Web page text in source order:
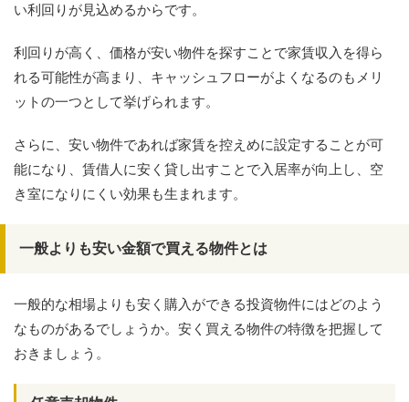
い利回りが見込めるからです。
利回りが高く、価格が安い物件を探すことで家賃収入を得ら
れる可能性が高まり、キャッシュフローがよくなるのもメリ
ットの一つとして挙げられます。
さらに、安い物件であれば家賃を控えめに設定することが可
能になり、賃借人に安く貸し出すことで入居率が向上し、空
き室になりにくい効果も生まれます。
一般よりも安い金額で買える物件とは
一般的な相場よりも安く購入ができる投資物件にはどのよう
なものがあるでしょうか。安く買える物件の特徴を把握して
おきましょう。